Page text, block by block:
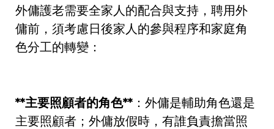
外傭護老需要全家人的配合與支持，聘用外
傭前，須考慮日後家人的參與程序和家庭角
色分工的轉變：
**主要照顧者的角色** ：外傭是輔助角色還是
主要照顧者；外傭放假時，有誰負責擔當照